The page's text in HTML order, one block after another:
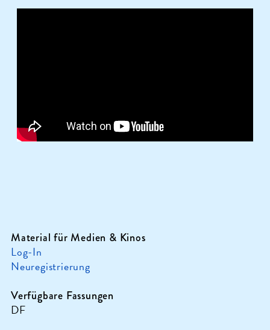
Material für Medien & Kinos
Log-In
Neuregistrierung
Verfügbare Fassungen
DF